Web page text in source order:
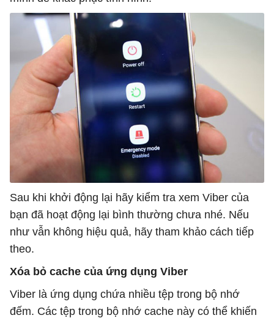
Sau khi khởi động lại hãy kiểm tra xem Viber của
bạn đã hoạt động lại bình thường chưa nhé. Nếu
như vẫn không hiệu quả, hãy tham khảo cách tiếp
theo.
Xóa bỏ cache của ứng dụng Viber
Viber là ứng dụng chứa nhiều tệp trong bộ nhớ
đếm. Các tệp trong bộ nhớ cache này có thể khiến